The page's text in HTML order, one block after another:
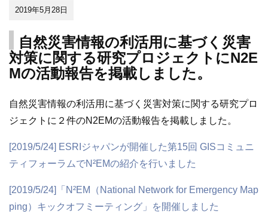
2019年5月28日
自然災害情報の利活用に基づく災害
対策に関する研究プロジェクトにN2E
Mの活動報告を掲載しました。
自然災害情報の利活用に基づく災害対策に関する研究プロ
ジェクトに２件のN2EMの活動報告を掲載しました。
[2019/5/24] ESRIジャパンが開催した第15回 GISコミュニ
ティフォーラムでN²EMの紹介を行いました
[2019/5/24]「N²EM（National Network for Emergency Map
ping）キックオフミーティング」を開催しました